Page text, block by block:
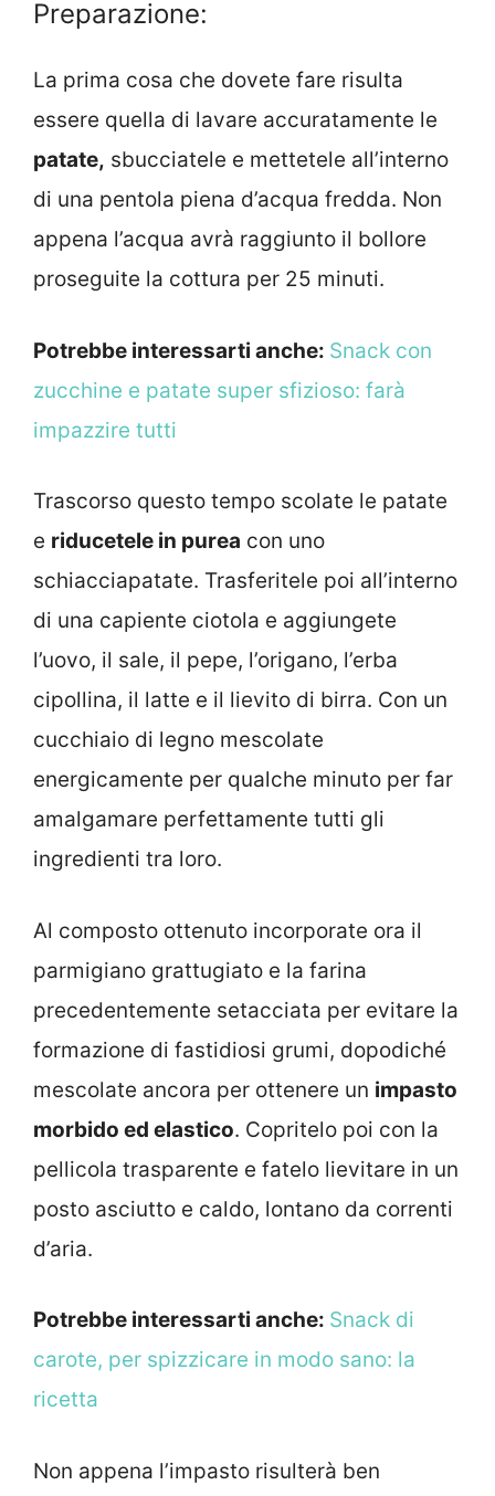
Preparazione:
La prima cosa che dovete fare risulta
essere quella di lavare accuratamente le
patate, sbucciatele e mettetele all’interno
di una pentola piena d’acqua fredda. Non
appena l’acqua avrà raggiunto il bollore
proseguite la cottura per 25 minuti.
Potrebbe interessarti anche: Snack con
zucchine e patate super sfizioso: farà
impazzire tutti
Trascorso questo tempo scolate le patate
e riducetele in purea con uno
schiacciapatate. Trasferitele poi all’interno
di una capiente ciotola e aggiungete
l’uovo, il sale, il pepe, l’origano, l’erba
cipollina, il latte e il lievito di birra. Con un
cucchiaio di legno mescolate
energicamente per qualche minuto per far
amalgamare perfettamente tutti gli
ingredienti tra loro.
Al composto ottenuto incorporate ora il
parmigiano grattugiato e la farina
precedentemente setacciata per evitare la
formazione di fastidiosi grumi, dopodiché
mescolate ancora per ottenere un impasto
morbido ed elastico. Copritelo poi con la
pellicola trasparente e fatelo lievitare in un
posto asciutto e caldo, lontano da correnti
d’aria.
Potrebbe interessarti anche: Snack di
carote, per spizzicare in modo sano: la
ricetta
Non appena l’impasto risulterà ben